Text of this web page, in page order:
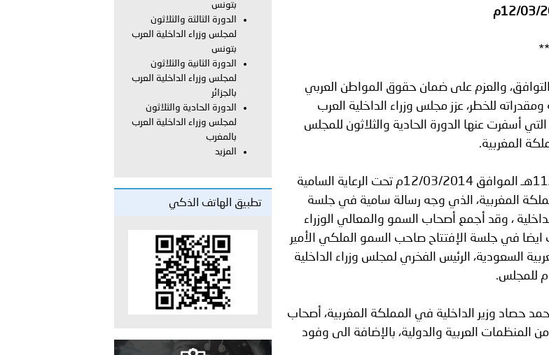
العرب بشأن الاعتداءات الإرهابية الحوثية على الأعيان المدنية في مدينة نـجران
والعزم على ضمان حقوق المواطن العربي
للخطر، عزز مجلس وزراء الداخلية العرب
أسفرت عنها الدورة الحادية والثلاثون للمجلس
المغربية.
وكانت الدورة قد بدأت أعمالها اليوم الأربعاء 11/05/1435هـ الموافق 12/03/2014م تحت الرعاية السامية
المغربية، الذي وجه رسالة سامية في جلسة
، وقد أجمع أصحاب السمو والمعالي الوزراء
ايضا في جلسة الإفتتاح صاحب السمو الملكي الأمير
السعودية، الرئيس الفخري لمجلس وزراء الداخلية
للمجلس.
حصاد وزير الداخلية في المملكة المغربية، أصحاب
المنظمات العربية والدولية، بالإضافة الى وفود
بتونس
الدورة الثالثة والثلاثون
لمجلس وزراء الداخلية العرب
بتونس
الدورة الثانية والثلاثون
لمجلس وزراء الداخلية العرب
بالجزائر
الدورة الحادية والثلاثون
لمجلس وزراء الداخلية العرب
بالمغرب
المزيد
تطبيق الهاتف الذكي